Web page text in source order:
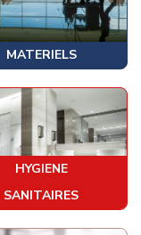
MATERIELS
HYGIENE
SANITAIRES